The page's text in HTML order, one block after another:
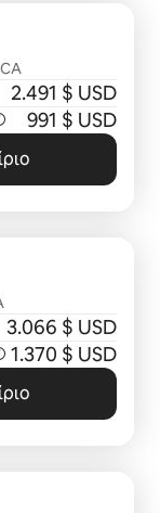
2.491 $ USD
991 $ USD
3.066 $ USD
1.370 $ USD